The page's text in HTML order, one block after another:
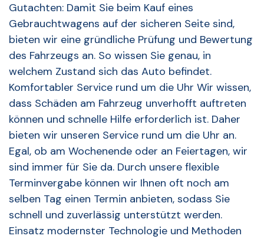
Gutachten: Damit Sie beim Kauf eines
Gebrauchtwagens auf der sicheren Seite sind,
bieten wir eine gründliche Prüfung und Bewertung
des Fahrzeugs an. So wissen Sie genau, in
welchem Zustand sich das Auto befindet.
Komfortabler Service rund um die Uhr Wir wissen,
dass Schäden am Fahrzeug unverhofft auftreten
können und schnelle Hilfe erforderlich ist. Daher
bieten wir unseren Service rund um die Uhr an.
Egal, ob am Wochenende oder an Feiertagen, wir
sind immer für Sie da. Durch unsere flexible
Terminvergabe können wir Ihnen oft noch am
selben Tag einen Termin anbieten, sodass Sie
schnell und zuverlässig unterstützt werden.
Einsatz modernster Technologie und Methoden